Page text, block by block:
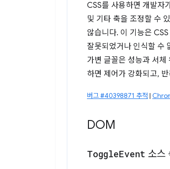
CSS를 사용하면 개발자
및 기타 축을 조정할 수
않습니다. 이 기능은
잘못되었거나 인식할 수
가변 글꼴은 성능과 서
하면 제어가 강화되고,
버그 #40398871 추적 |
DOM
ToggleEvent 소스